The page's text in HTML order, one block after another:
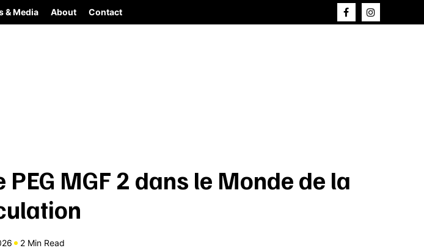
& Media About Contact
MGF 2 dans le Monde de la
2 Min Read